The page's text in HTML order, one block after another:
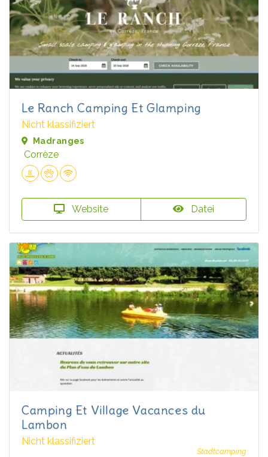
Le Ranch Camping Et Glamping
Nicht klassifiziert
Madranges
Corrèze
Website Datei
Camping Et Village Vacances du
Lambon
Nicht klassifiziert
Stadtcamping